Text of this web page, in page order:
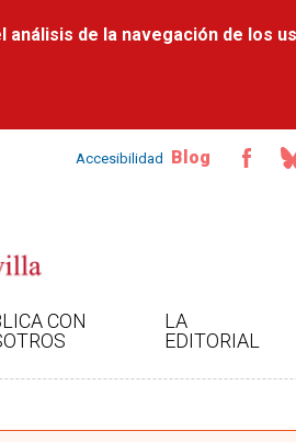
contenido
de la navegación de los
Accesibilidad Blog
CON
LA
EDITORIAL